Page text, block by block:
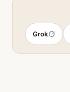
Grok